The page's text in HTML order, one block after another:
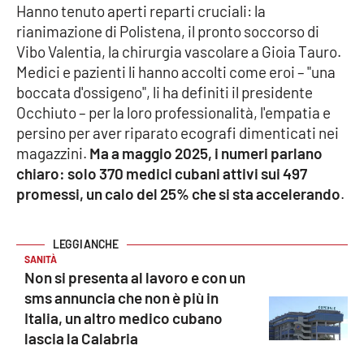
Vibo Valentia
Reggio Calabria
Cosenza
Lamezia Terme
Buona Sanità Calabria
LACALABRIAVISIONE
Hanno tenuto aperti reparti cruciali: la
rianimazione di Polistena, il pronto soccorso di
Vibo Valentia, la chirurgia vascolare a Gioia Tauro.
Medici e pazienti li hanno accolti come eroi – "una
boccata d'ossigeno", li ha definiti il presidente
Occhiuto – per la loro professionalità, l'empatia e
persino per aver riparato ecografi dimenticati nei
magazzini. Ma a maggio 2025, i numeri parlano
chiaro: solo 370 medici cubani attivi sui 497
promessi, un calo del 25% che si sta accelerando.
SANITÀ
Non si presenta al lavoro e con un
sms annuncia che non è più in
Italia, un altro medico cubano
lascia la Calabria